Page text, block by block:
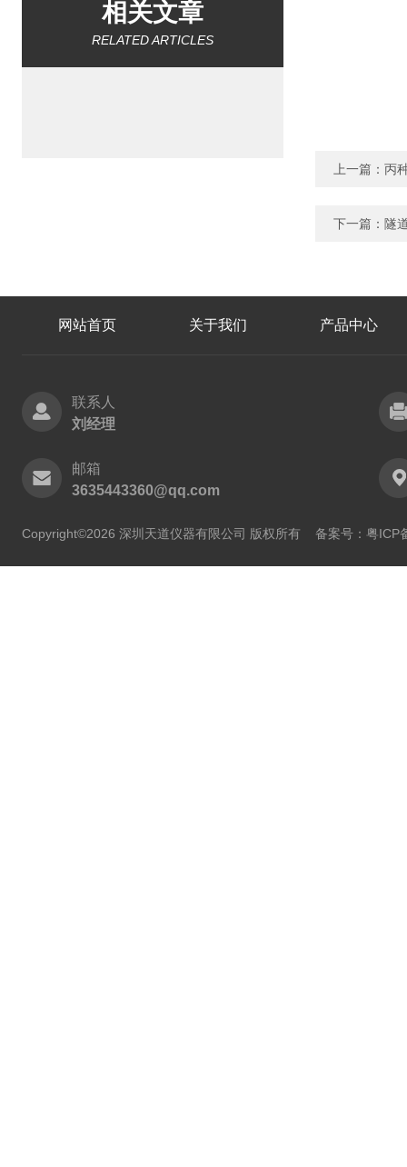
相关文章
RELATED ARTICLES
上一篇： 丙
下一篇： 隧
网站首页 关于我们 产品中心
联系人
刘经理
邮箱
3635443360@qq.com
Copyright©2026 深圳天道仪器有限公司 版权所有 备案号：粤ICP